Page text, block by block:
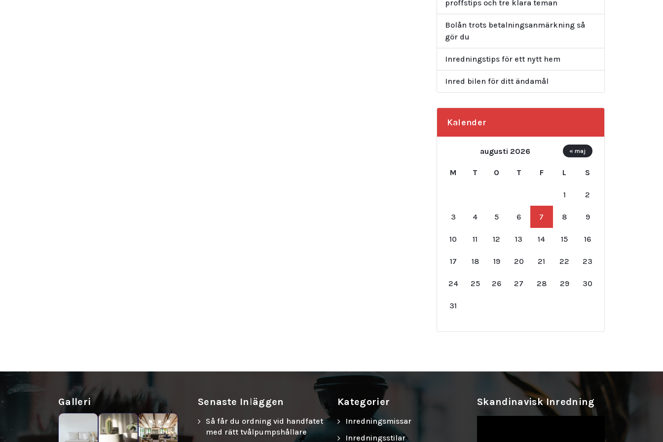
proffstips och tre klara teman
Bolån trots betalningsanmärkning så
gör du
Inredningstips för ett nytt hem
Inred bilen för ditt ändamål
Kalender
augusti 2026
M T O T F L S
1 2
3 4 5 6 7 8 9
10 11 12 13 14 15 16
17 18 19 20 21 22 23
24 25 26 27 28 29 30
31
« maj
Galleri Senaste Inläggen
Så får du ordning vid handfatet
med rätt tvålpumpshållare
Kategorier
Inredningsmissar
Inredningsstilar
Skandinavisk Inredning